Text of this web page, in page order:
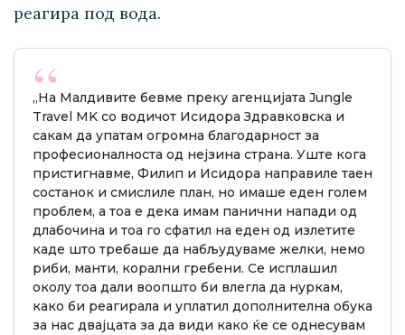
реагира под вода.
„На Малдивите бевме преку агенцијата Jungle
Travel MK со водичот Исидора Здравковска и
сакам да упатам огромна благодарност за
професионалноста од нејзина страна. Уште кога
пристигнавме, Филип и Исидора направиле таен
состанок и смислиле план, но имаше еден голем
проблем, а тоа е дека имам панични напади од
длабочина и тоа го сфатил на еден од излетите
каде што требаше да набљудуваме желки, немо
риби, манти, корални гребени. Се исплашил
околу тоа дали воопшто би влегла да нуркам,
како би реагирала и уплатил дополнителна обука
за нас двајцата за да види како ќе се однесувам